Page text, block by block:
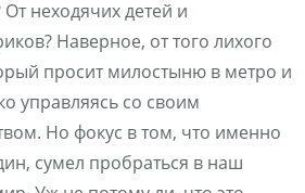
неходячих детей и
Наверное, от того лихого
просит милостыню в метро и
управляясь со своим
Но фокус в том, что именно
сумел пробраться в наш